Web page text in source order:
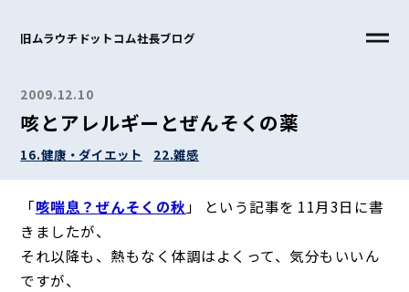
旧ムラウチドットコム社長ブログ
2009.12.10
咳とアレルギーとぜんそくの薬
16.健康・ダイエット 22.雑感
「咳喘息？ぜんそくの秋 」 という記事を 11月3日に書
きましたが、
それ以降も、熱もなく体調はよくって、気分もいいん
ですが、